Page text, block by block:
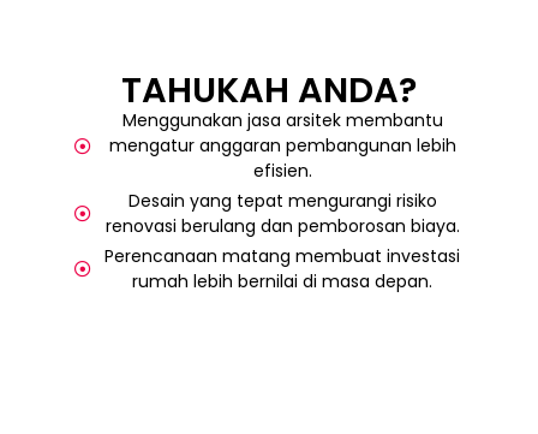
TAHUKAH ANDA?
Menggunakan jasa arsitek membantu
mengatur anggaran pembangunan lebih
efisien.
Desain yang tepat mengurangi risiko
renovasi berulang dan pemborosan biaya.
Perencanaan matang membuat investasi
rumah lebih bernilai di masa depan.